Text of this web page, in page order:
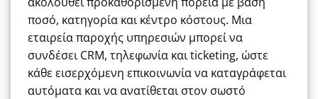
ποσό, κατηγορία και κέντρο κόστους. Μια
εταιρεία παροχής υπηρεσιών μπορεί να
συνδέσει CRM, τηλεφωνία και ticketing, ώστε
κάθε εισερχόμενη επικοινωνία να καταγράφεται
αυτόματα και να ανατίθεται στον σωστό